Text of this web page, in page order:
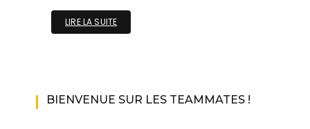
LIRE LA SUITE
BIENVENUE SUR LES TEAMMATES !